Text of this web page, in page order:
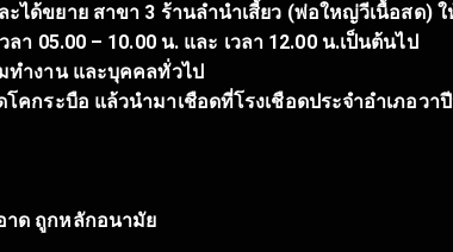
ได้ขยาย สาขา 3 ร้านลำนำเสี้ยว (พ่อใหญ่วีเนื้อสด)
วลา 05.00 – 10.00 น. และ เวลา 12.00 น.เป็นต้นไป
ทำงาน และบุคคลทั่วไป
คกระบือ แล้วนำมาเชือดที่โรงเชือดประจำอำเภอว
าด ถูกหลักอนามัย